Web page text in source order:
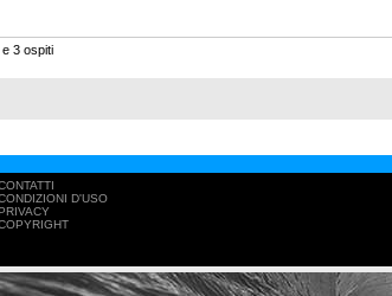
3 ospiti
D'USO